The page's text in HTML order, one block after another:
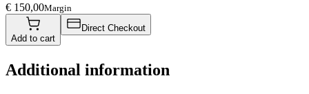
€ 150,00Margin
Add to cart
Direct Checkout
Additional information